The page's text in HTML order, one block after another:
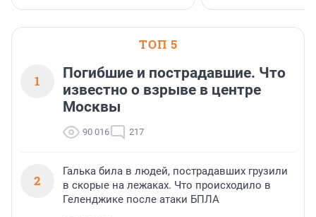
ТОП 5
1
Погибшие и пострадавшие. Что
известно о взрыве в центре
Москвы
90 016 217
2
Галька била в людей, пострадавших грузили
в скорые на лежаках. Что происходило в
Геленджике после атаки БПЛА